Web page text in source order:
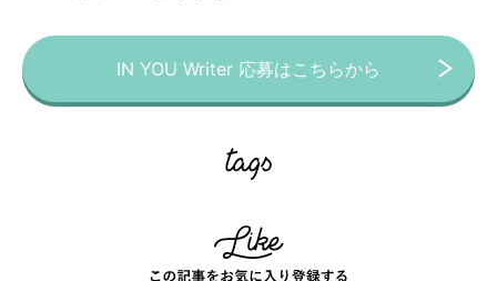
IN YOU Writer 応募はこちらから